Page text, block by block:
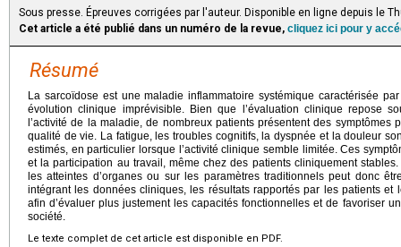
Sous presse. Épreuves corrigées par l'auteur. Disponible en ligne depuis le
Cet article a été publié dans un numéro de la revue, cliquez ici pour y
Résumé
La sarcoïdose est une maladie inflammatoire systémique caractérisée
évolution clinique imprévisible. Bien que l’évaluation clinique repose
l’activité de la maladie, de nombreux patients présentent des symptômes
qualité de vie. La fatigue, les troubles cognitifs, la dyspnée et la douleur
estimés, en particulier lorsque l’activité clinique semble limitée. Ces
et la participation au travail, même chez des patients cliniquement
les atteintes d’organes ou sur les paramètres traditionnels peut donc
intégrant les données cliniques, les résultats rapportés par les patients et
afin d’évaluer plus justement les capacités fonctionnelles et de favoriser
société.
Le texte complet de cet article est disponible en PDF.